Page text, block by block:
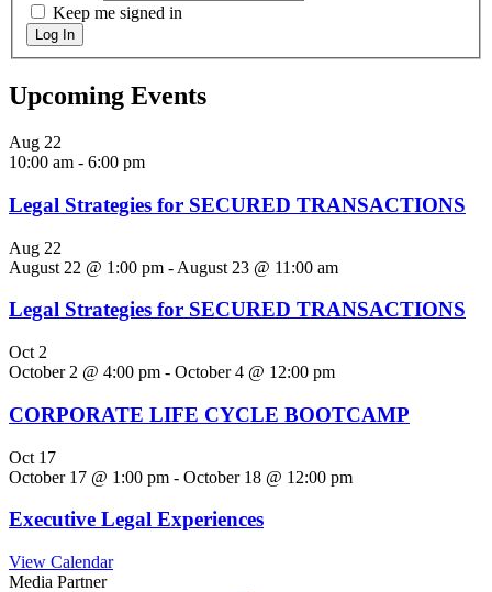
Keep me signed in
Log In
Upcoming Events
Aug 22
10:00 am - 6:00 pm
Legal Strategies for SECURED TRANSACTIONS
Aug 22
August 22 @ 1:00 pm - August 23 @ 11:00 am
Legal Strategies for SECURED TRANSACTIONS
Oct 2
October 2 @ 4:00 pm - October 4 @ 12:00 pm
CORPORATE LIFE CYCLE BOOTCAMP
Oct 17
October 17 @ 1:00 pm - October 18 @ 12:00 pm
Executive Legal Experiences
View Calendar
Media Partner